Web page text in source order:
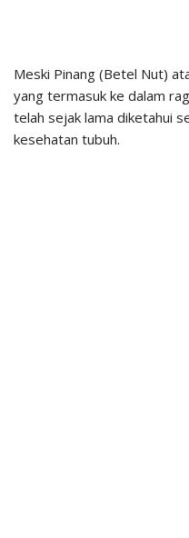
Meski Pinang (Betel Nut)
yang termasuk ke dalam
telah sejak lama diketahui
kesehatan tubuh.